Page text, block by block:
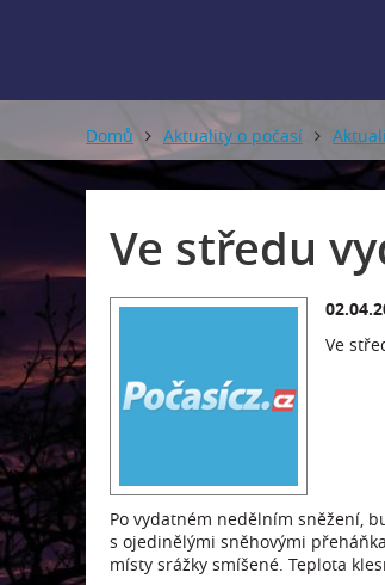
Domů Aktuality o počasí
Ve středu
Ve
Po vydatném nedělním sněžení,
s ojedinělými sněhovými
místy srážky smíšené. Teplota